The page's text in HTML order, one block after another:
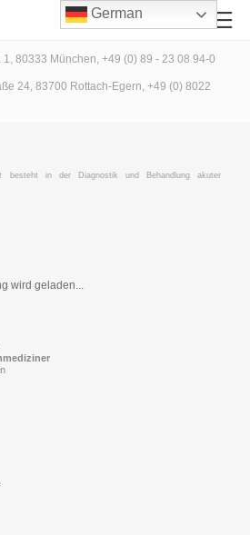
80333 München, +49 (0) 89 - 23 08 94-0
24, 83700 Rottach-Egern, +49 (0) 8022
besteht in der Diagnostik und Behandlung akuter
wird geladen...
German